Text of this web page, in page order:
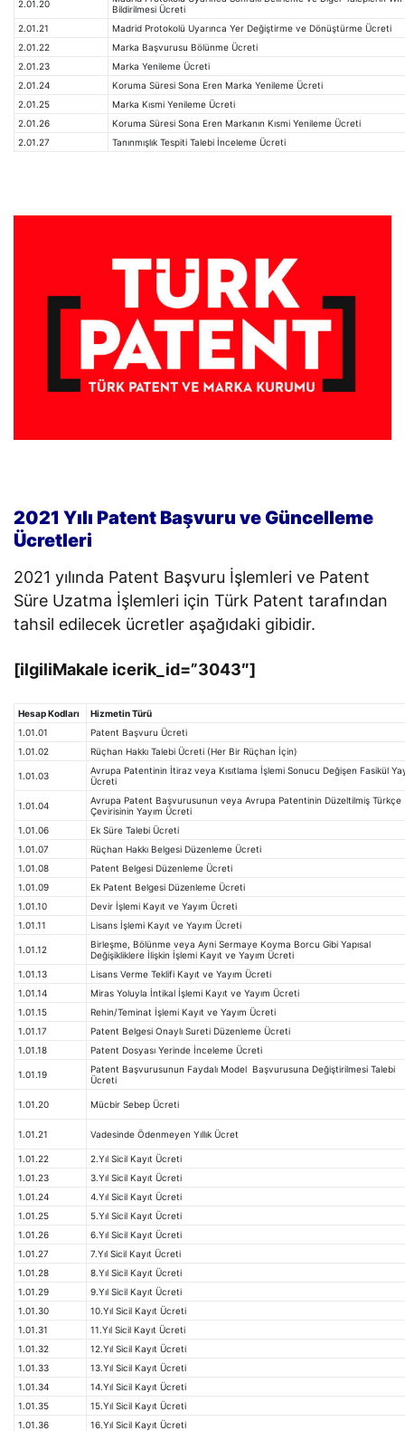
2.01.20
Bildirilmesi Ücreti
2.01.21
Madrid Protokolü Uyarınca Yer Değiştirme ve Dönüştürme Ücreti
2.01.22
Marka Başvurusu Bölünme Ücreti
2.01.23
Marka Yenileme Ücreti
2.01.24
Koruma Süresi Sona Eren Marka Yenileme Ücreti
2.01.25
Marka Kısmi Yenileme Ücreti
2.01.26
Koruma Süresi Sona Eren Markanın Kısmi Yenileme Ücreti
2.01.27
Tanınmışlık Tespiti Talebi İnceleme Ücreti
2021 Yılı Patent Başvuru ve Güncelleme
Ücretleri
2021 yılında Patent Başvuru İşlemleri ve Patent
Süre Uzatma İşlemleri için Türk Patent tarafından
tahsil edilecek ücretler aşağıdaki gibidir.
[ilgiliMakale icerik_id=”3043″]
Hesap Kodları
Hizmetin Türü
1.01.01
Patent Başvuru Ücreti
1.01.02
Rüçhan Hakkı Talebi Ücreti (Her Bir Rüçhan İçin)
1.01.03
Avrupa Patentinin İtiraz veya Kısıtlama İşlemi Sonucu Değişen Fasikül
Ücreti
1.01.04
Avrupa Patent Başvurusunun veya Avrupa Patentinin Düzeltilmiş Türkçe
Çevirisinin Yayım Ücreti
1.01.06
Ek Süre Talebi Ücreti
1.01.07
Rüçhan Hakkı Belgesi Düzenleme Ücreti
1.01.08
Patent Belgesi Düzenleme Ücreti
1.01.09
Ek Patent Belgesi Düzenleme Ücreti
1.01.10
Devir İşlemi Kayıt ve Yayım Ücreti
1.01.11
Lisans İşlemi Kayıt ve Yayım Ücreti
1.01.12
Birleşme, Bölünme veya Ayni Sermaye Koyma Borcu Gibi Yapısal
Değişikliklere İlişkin İşlemi Kayıt ve Yayım Ücreti
1.01.13
Lisans Verme Teklifi Kayıt ve Yayım Ücreti
1.01.14
Miras Yoluyla İntikal İşlemi Kayıt ve Yayım Ücreti
1.01.15
Rehin/Teminat İşlemi Kayıt ve Yayım Ücreti
1.01.17
Patent Belgesi Onaylı Sureti Düzenleme Ücreti
1.01.18
Patent Dosyası Yerinde İnceleme Ücreti
1.01.19
Patent Başvurusunun Faydalı Model Başvurusuna Değiştirilmesi Talebi
Ücreti
1.01.20 Mücbir Sebep Ücreti
1.01.21 Vadesinde Ödenmeyen Yıllık Ücret
1.01.22
2.Yıl Sicil Kayıt Ücreti
1.01.23
3.Yıl Sicil Kayıt Ücreti
1.01.24
4.Yıl Sicil Kayıt Ücreti
1.01.25
5.Yıl Sicil Kayıt Ücreti
1.01.26
6.Yıl Sicil Kayıt Ücreti
1.01.27
7.Yıl Sicil Kayıt Ücreti
1.01.28
8.Yıl Sicil Kayıt Ücreti
1.01.29
9.Yıl Sicil Kayıt Ücreti
1.01.30
10.Yıl Sicil Kayıt Ücreti
1.01.31
11.Yıl Sicil Kayıt Ücreti
1.01.32
12.Yıl Sicil Kayıt Ücreti
1.01.33
13.Yıl Sicil Kayıt Ücreti
1.01.34
14.Yıl Sicil Kayıt Ücreti
1.01.35
15.Yıl Sicil Kayıt Ücreti
1.01.36
16.Yıl Sicil Kayıt Ücreti